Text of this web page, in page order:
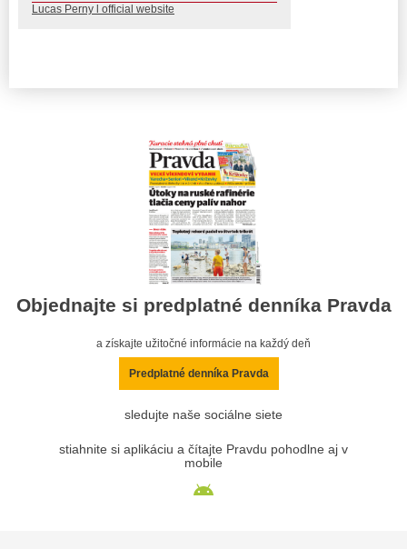
Lucas Perny l official website
Objednajte si predplatné denníka Pravda
a získajte užitočné informácie na každý deň
Predplatné denníka Pravda
sledujte naše sociálne siete
stiahnite si aplikáciu a čítajte Pravdu pohodlne aj v
mobile